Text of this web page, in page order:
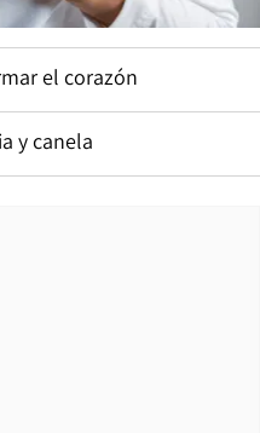
el corazón
y canela